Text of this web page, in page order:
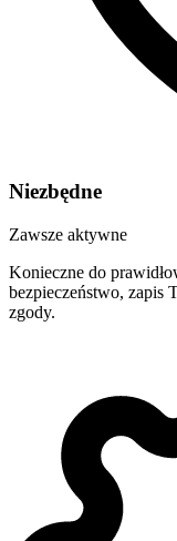
Niezbędne
Zawsze aktywne
Konieczne do
bezpieczeństwo, zapis
zgody.